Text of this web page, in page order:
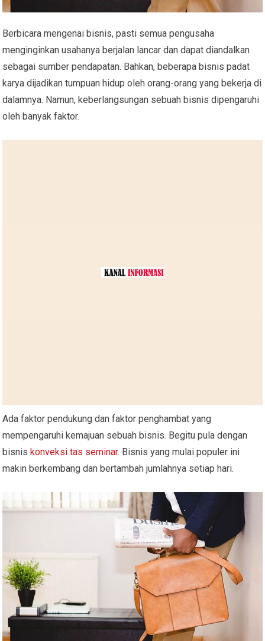
Berbicara mengenai bisnis, pasti semua pengusaha
menginginkan usahanya berjalan lancar dan dapat diandalkan
sebagai sumber pendapatan. Bahkan, beberapa bisnis padat
karya dijadikan tumpuan hidup oleh orang-orang yang bekerja di
dalamnya. Namun, keberlangsungan sebuah bisnis dipengaruhi
oleh banyak faktor.
Ada faktor pendukung dan faktor penghambat yang
mempengaruhi kemajuan sebuah bisnis. Begitu pula dengan
bisniskonveksi tas seminar. Bisnis yang mulai populer ini
makin berkembang dan bertambah jumlahnya setiap hari.